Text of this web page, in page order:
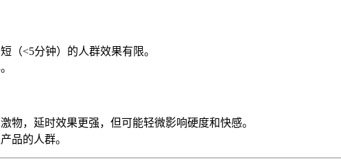
（<5分钟）的人群效果有限。
物，延时效果更强，但可能轻微影响硬度和快感。
品的人群。